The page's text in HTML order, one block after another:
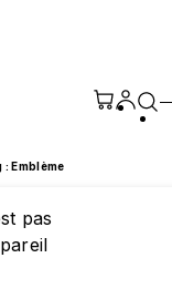
Emblème
pas